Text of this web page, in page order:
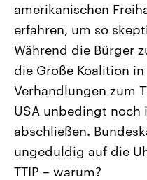
Landtagswahl Sachsen-
2026
Alle Informationen
Sachsen-Anhalt wählt am 6.
September 2026 einen
Landtag. Seit 2021 wird das
Bundesland von einer
CDU, SPD und FDP regiert.-
Umfragen, Prognosen,
Wahlprogramme, aktuelle
und Hintergründe zu den
und Kandidaten der
Wahl.
Sendungen
Audio-Archiv
amerikanischen
erfahren, um so
Während die Bürger
die Große Koalition
Verhandlungen zum
USA unbedingt noch
abschließen.
ungeduldig auf die
TTIP – warum?